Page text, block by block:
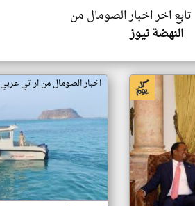
تابع اخر اخبار الصومال من
النهضة نيوز
اخبار الصومال من ار تي عربي